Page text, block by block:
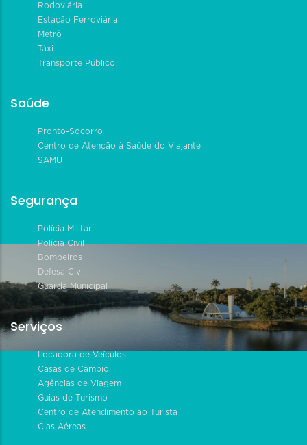
Rodoviária
Estação Ferroviária
Metrô
Táxi
Transporte Público
Saúde
Pronto-Socorro
Centro de Atenção à Saúde do Viajante
SAMU
Segurança
Polícia Militar
Polícia Civil
Bombeiros
Defesa Civil
Guarda Municipal
Serviços
Locadora de Veículos
Casas de Câmbio
Agências de Viagem
Guias de Turismo
Centro de Atendimento ao Turista
Cias Aéreas